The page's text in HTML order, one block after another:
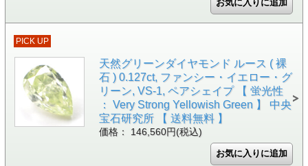
PICK UP
天然グリーンダイヤモンド ルース ( 裸
石 ) 0.127ct, ファンシー・イエロー・グ
リーン, VS-1, ペアシェイプ 【 蛍光性
： Very Strong Yellowish Green 】 中央
宝石研究所 【 送料無料 】
価格： 146,560円(税込)